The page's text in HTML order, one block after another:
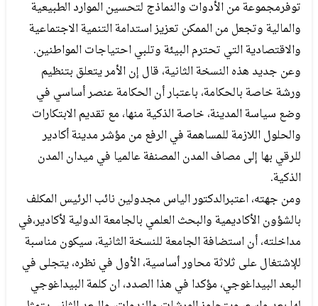
توفرمجموعة من الأدوات والنماذج لتحسين الموارد الطبيعية
والمالية وتجعل من الممكن تعزيز استدامة التنمية الاجتماعية
والاقتصادية التي تحترم البيئة وتلبي احتياجات المواطنين.
وعن جديد هذه النسخة الثانية، قال إن الأمر يتعلق بتنظيم
ورشة خاصة بالحكامة، باعتبار أن الحكامة عنصر أساسي في
وضع سياسة المدينة، خاصة الذكية منها، مع تقديم الابتكارات
والحلول اللازمة للمساهمة في الرفع من مؤشر مدينة أكادير
للرقي بها إلى مصاف المدن المصنفة عالميا في ميدان المدن
الذكية.
ومن جهته، اعتبرالدكتور الياس مجدولين نائب الرئيس المكلف
بالشؤون الأكاديمية والبحث العلمي بالجامعة الدولية لأكادير،في
مداخلته، أن استضافة الجامعة للنسخة الثانية، سيكون مناسبة
للإشتغال على ثلاثة محاور أساسية، الأول في نظره، يتجلى في
البعد البيداغوجي، مؤكدا في هذا الصدد، ان كلمة البيداغوجي